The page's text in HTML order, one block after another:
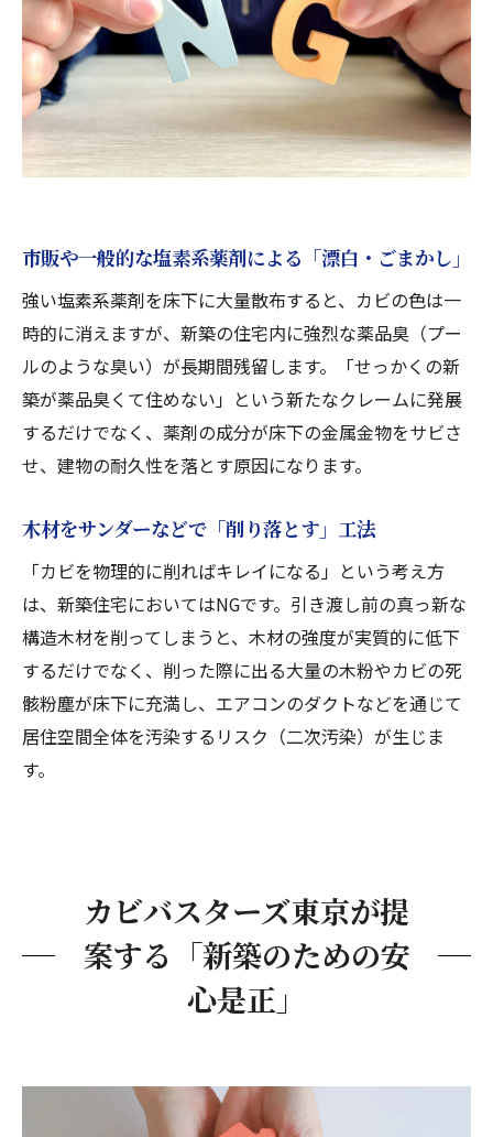
市販や一般的な塩素系薬剤による「漂白・ごまかし」
強い塩素系薬剤を床下に大量散布すると、カビの色は一
時的に消えますが、新築の住宅内に強烈な薬品臭（プー
ルのような臭い）が長期間残留します。「せっかくの新
築が薬品臭くて住めない」という新たなクレームに発展
するだけでなく、薬剤の成分が床下の金属金物をサビさ
せ、建物の耐久性を落とす原因になります。
木材をサンダーなどで「削り落とす」工法
「カビを物理的に削ればキレイになる」という考え方
は、新築住宅においてはNGです。引き渡し前の真っ新な
構造木材を削ってしまうと、木材の強度が実質的に低下
するだけでなく、削った際に出る大量の木粉やカビの死
骸粉塵が床下に充満し、エアコンのダクトなどを通じて
居住空間全体を汚染するリスク（二次汚染）が生じま
す。
カビバスターズ東京が提
案する「新築のための安
心是正」